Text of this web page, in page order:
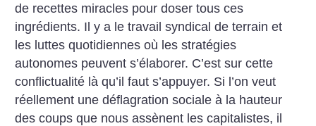
de recettes miracles pour doser tous ces
ingrédients. Il y a le travail syndical de terrain et
les luttes quotidiennes où les stratégies
autonomes peuvent s’élaborer. C’est sur cette
conflictualité là qu’il faut s’appuyer. Si l’on veut
réellement une déflagration sociale à la hauteur
des coups que nous assènent les capitalistes, il